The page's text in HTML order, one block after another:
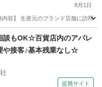
8月1日
内容】 生産元のブランド店舗に訪問
その他 仕入れ
談もOK☆百貨店内のアパレ
や接客♪基本残業なし☆
提携サイト